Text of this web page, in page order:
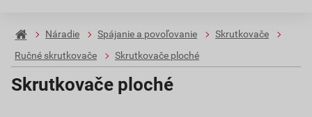
Náradie Spájanie a povoľovanie
Skrutkovače
Ručné skrutkovače
Skrutkovače ploché
Skrutkovače ploché